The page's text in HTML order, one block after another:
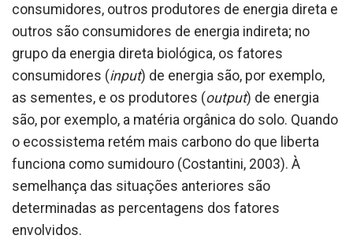
consumidores, outros produtores de energia direta e
outros são consumidores de energia indireta; no
grupo da energia direta biológica, os fatores
consumidores (input) de energia são, por exemplo,
as sementes, e os produtores (output) de energia
são, por exemplo, a matéria orgânica do solo. Quando
o ecossistema retém mais carbono do que liberta
funciona como sumidouro (Costantini, 2003). À
semelhança das situações anteriores são
determinadas as percentagens dos fatores
envolvidos.